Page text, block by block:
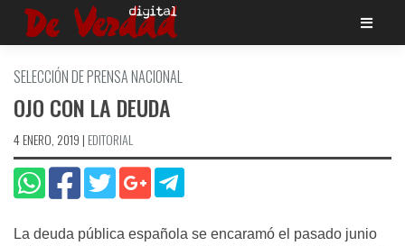
Saltar
SELECCIÓN DE PRENSA NACIONAL
OJO CON LA DEUDA
4 ENERO, 2019 | EDITORIAL
La deuda pública española se encaramó el pasado junio